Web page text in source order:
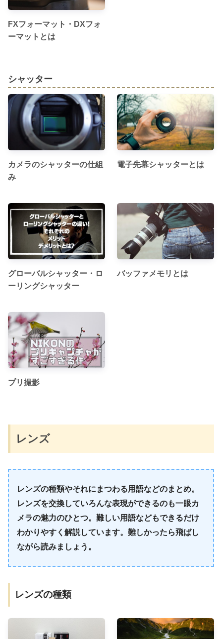
FXフォーマット・DXフォ
ーマットとは
シャッター
カメラのシャッターの仕組
み
電子先幕シャッターとは
グローバルシャッター・ロ
ーリングシャッター
バッファメモリとは
プリ撮影
レンズ
レンズの種類やそれにまつわる用語などのまとめ。
レンズを交換していろんな表現ができるのも一眼カ
メラの魅力のひとつ。難しい用語などもできるだけ
わかりやすく解説しています。難しかったら飛ばし
ながら読みましょう。
レンズの種類